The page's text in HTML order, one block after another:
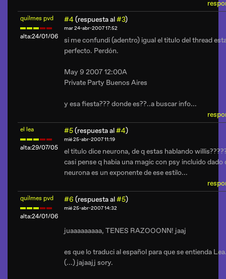
quilmes pvd
alta:24/01/06
#4(respuesta al#3)
mar 24-abr-2007 17:52
si me confundi (adentro) igual el titulo del thread
perfecto. Perdón.
May 9 2007 12:00A
Private Party Buenos Aires
y esa fiesta??? donde es??..a buscar info...
el lea
alta:29/07/05
#5(respuesta al#4)
mié 25-abr-2007 11:19
el titulo dice neurona, de q estas hablando
casi pense q habia una magic con psy incluido dado
neurona es un exponente de ese estilo...
quilmes pvd
alta:24/01/06
#6 (respuesta al#5)
mié 25-abr-2007 14:32
juaaaaaaaaa, TENES RAZOOONN! jaaj
es que lo traduci al español para que se entienda
(...) jajaajj sory.